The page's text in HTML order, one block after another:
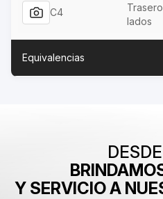
C4
lados
Equivalencias
Y SERVICIO A